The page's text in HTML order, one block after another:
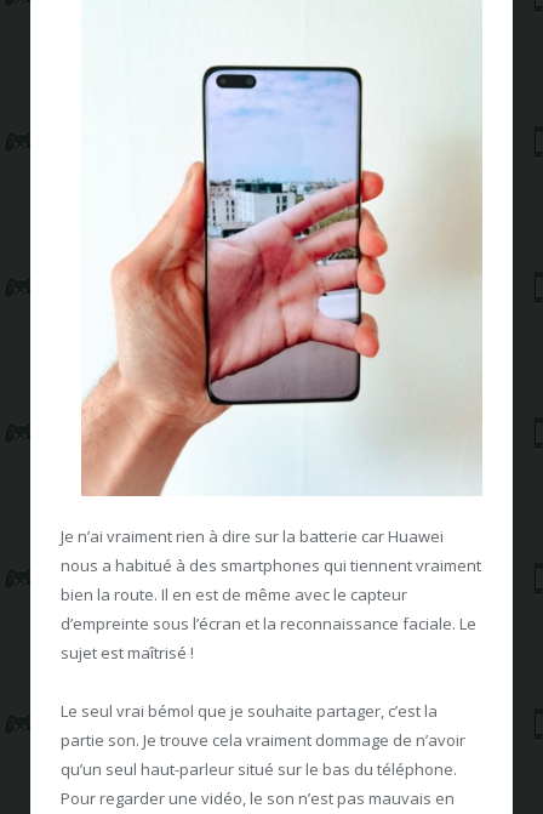
Je n’ai vraiment rien à dire sur la batterie car Huawei
nous a habitué à des smartphones qui tiennent vraiment
bien la route. Il en est de même avec le capteur
d’empreinte sous l’écran et la reconnaissance faciale. Le
sujet est maîtrisé !
Le seul vrai bémol que je souhaite partager, c’est la
partie son. Je trouve cela vraiment dommage de n’avoir
qu’un seul haut-parleur situé sur le bas du téléphone.
Pour regarder une vidéo, le son n’est pas mauvais en